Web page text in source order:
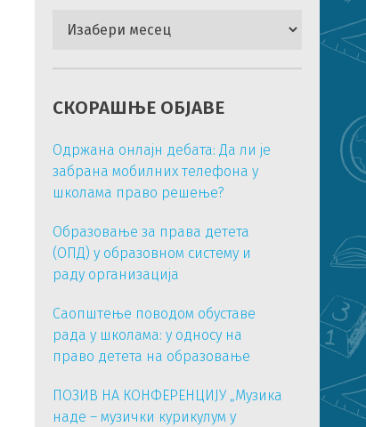
СКОРАШЊЕ ОБЈАВЕ
Одржана онлајн дебата: Да ли је
забрана мобилних телефона у
школама право решење?
Образовање за права детета
(ОПД) у образовном систему и
раду организација
Саопштење поводом обуставе
рада у школама: у односу на
право детета на образовање
ПОЗИВ НА КОНФЕРЕНЦИЈУ „Музика
наде – музички курикулум у